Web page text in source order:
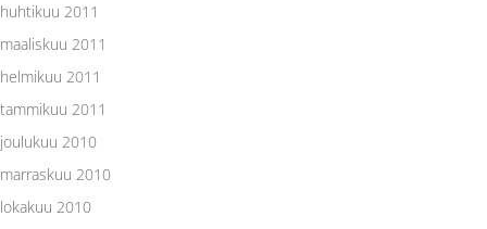
huhtikuu 2011
maaliskuu 2011
helmikuu 2011
tammikuu 2011
joulukuu 2010
marraskuu 2010
lokakuu 2010